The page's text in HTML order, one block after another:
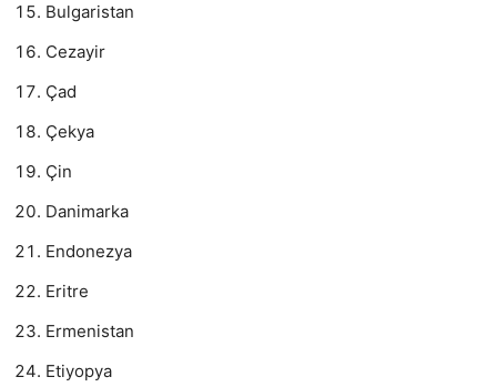
Bulgaristan
Cezayir
Çad
Çekya
Çin
Danimarka
Endonezya
Eritre
Ermenistan
Etiyopya